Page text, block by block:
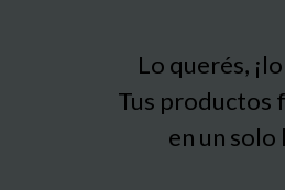
Lo querés,
Tus productos
en un solo